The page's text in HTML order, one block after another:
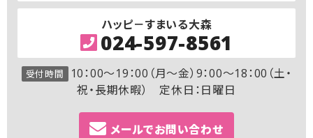
ハッピ－すまいる大森
024-597-8561
受付時間
10：00～19：00（月～金）9：00～18：00（土・
祝・長期休暇） 定休日：日曜日
メールでお問い合わせ